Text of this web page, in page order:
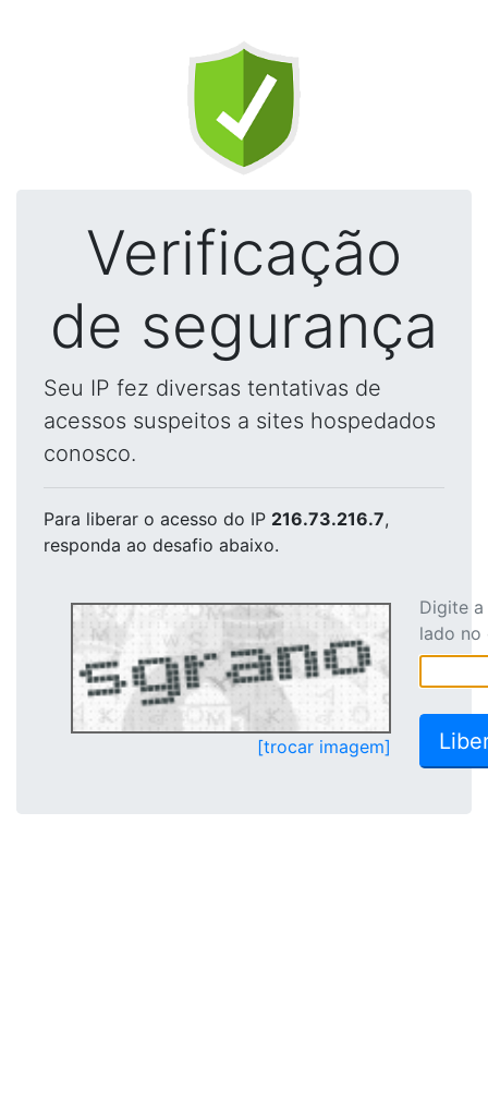
Verificação
de segurança
Seu IP fez diversas tentativas de
acessos suspeitos a sites hospedados
conosco.
Para liberar o acesso do IP 216.73.216.7,
responda ao desafio abaixo.
[trocar imagem]
Digite
lado no